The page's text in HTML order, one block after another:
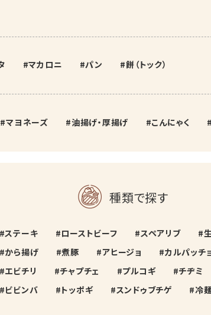
マカロニ パン 餅（トック）
マヨネーズ 油揚げ・厚揚げ こんにゃく
種類で探す
ステーキ ローストビーフ スペアリブ
から揚げ
煮豚 アヒージョ
カルパッチ
エビチリ
チャプチェ プルコギ
チヂミ
ビビンバ
トッポギ スンドゥブチゲ 冷